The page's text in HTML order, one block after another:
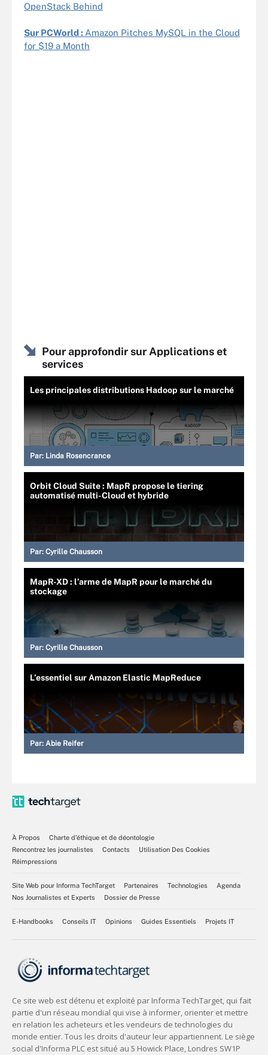
OpenStack Behind
Sur PCWorld : Amazon Pitches MySQL in the Cloud
for $19 a Month
Pour approfondir sur Applications et
services
Les principales distributions Hadoop sur le marché
Par: Linda Rosencrance
Orbit Cloud Suite : MapR propose le tiering
automatisé multi-Cloud et hybride
Par: Cyrille Chausson
MapR-XD : l’arme de MapR pour le marché du
stockage
Par: Cyrille Chausson
L’essentiel sur Amazon Elastic MapReduce
Par: Abie Reifer
À Propos
Charte d’éthique et de déontologie
Rencontrez les journalistes
Contacts
Utilisation Des Cookies
Réimpressions
Site Web pour Informa TechTarget Partenaires Technologies
Agenda
Nos Journalistes et Experts
Dossier de Presse
E-Handbooks Conseils IT Opinions Guides Essentiels Projets IT